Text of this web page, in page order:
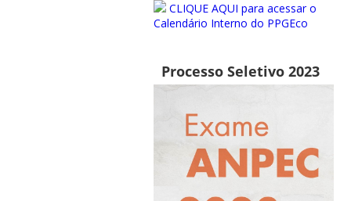
CLIQUE AQUI para acessar o
Calendário Interno do PPGEco
Processo Seletivo 2023